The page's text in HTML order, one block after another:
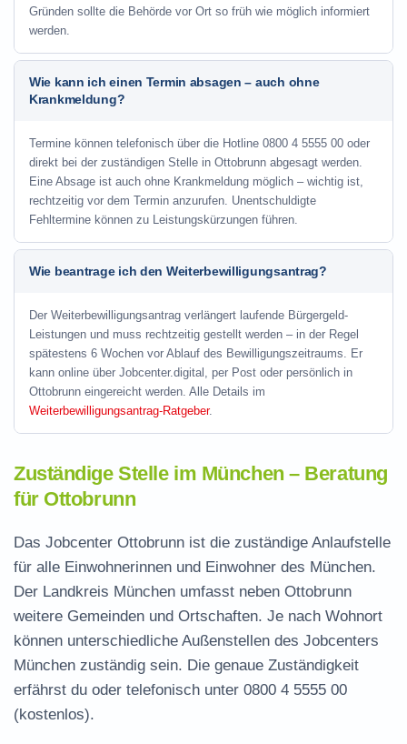
Gründen sollte die Behörde vor Ort so früh wie möglich informiert
werden.
Wie kann ich einen Termin absagen – auch ohne
Krankmeldung?
Termine können telefonisch über die Hotline 0800 4 5555 00 oder
direkt bei der zuständigen Stelle in Ottobrunn abgesagt werden.
Eine Absage ist auch ohne Krankmeldung möglich – wichtig ist,
rechtzeitig vor dem Termin anzurufen. Unentschuldigte
Fehltermine können zu Leistungskürzungen führen.
Wie beantrage ich den Weiterbewilligungsantrag?
Der Weiterbewilligungsantrag verlängert laufende Bürgergeld-
Leistungen und muss rechtzeitig gestellt werden – in der Regel
spätestens 6 Wochen vor Ablauf des Bewilligungszeitraums. Er
kann online über Jobcenter.digital, per Post oder persönlich in
Ottobrunn eingereicht werden. Alle Details im
Weiterbewilligungsantrag-Ratgeber.
Zuständige Stelle im München – Beratung
für Ottobrunn
Das Jobcenter Ottobrunn ist die zuständige Anlaufstelle
für alle Einwohnerinnen und Einwohner des München.
Der Landkreis München umfasst neben Ottobrunn
weitere Gemeinden und Ortschaften. Je nach Wohnort
können unterschiedliche Außenstellen des Jobcenters
München zuständig sein. Die genaue Zuständigkeit
erfährst du oder telefonisch unter 0800 4 5555 00
(kostenlos).